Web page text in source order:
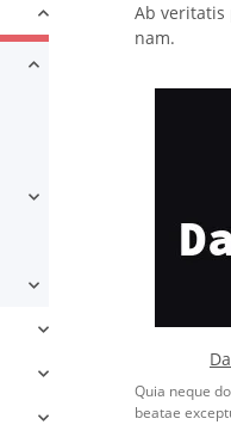
Ab veritatis
nam.
Quia neque
beatae